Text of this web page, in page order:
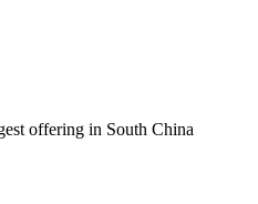
offering in South China